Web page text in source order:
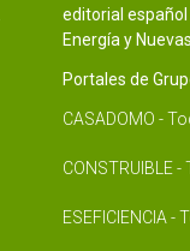
editorial
Energía y
Portales de
CASADOMO -
CONSTRUIBLE
ESEFICIENCIA